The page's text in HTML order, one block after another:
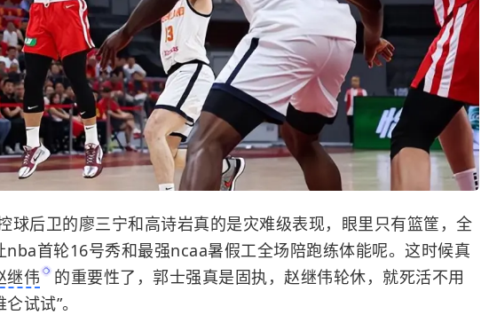
球后卫的廖三宁和高诗岩真的是灾难级表现，眼里只有篮筐，全
nba首轮16号秀和最强ncaa暑假工全场陪跑练体能呢。这时候真
继伟 的重要性了， 郭士强真是固执，赵继伟轮休，就死活不用
试试”。